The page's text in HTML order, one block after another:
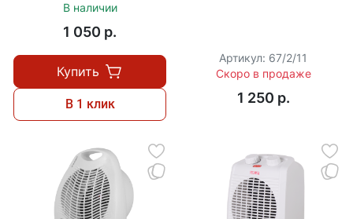
В наличии
1 050 p.
Купить
В 1 клик
Артикул: 67/2/11
Скоро в продаже
1 250 p.